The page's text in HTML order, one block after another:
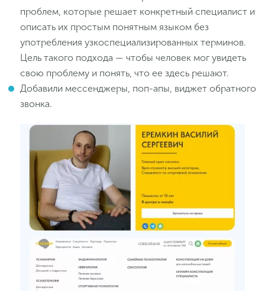
проблем, которые решает конкретный специалист и
описать их простым понятным языком без
употребления узкоспециализированных терминов.
Цель такого подхода — чтобы человек мог увидеть
свою проблему и понять, что ее здесь решают.
Добавили мессенджеры, поп-апы, виджет обратного
звонка.